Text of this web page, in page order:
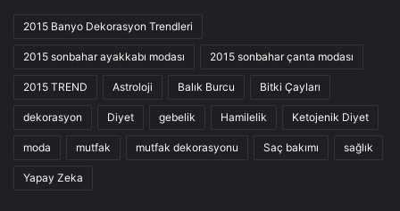
2015 Banyo Dekorasyon Trendleri
2015 sonbahar ayakkabı modası 2015 sonbahar çanta modası
2015 TREND Astroloji Balık Burcu Bitki Çayları
dekorasyon Diyet gebelik Hamilelik Ketojenik Diyet
moda mutfak mutfak dekorasyonu Saç bakımı sağlık
Yapay Zeka